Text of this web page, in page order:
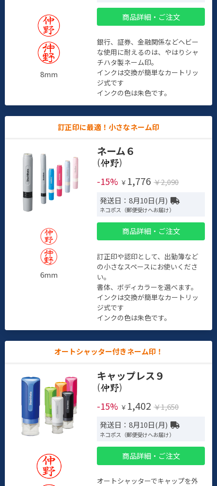
8mm
商品詳細・ご注文
銀行、証券、金融関係などヘビー
な使用に耐えるのは、やはりシャ
チハタ製ネーム印。
インクは交換が簡単なカートリッ
ジ式です
インクの色は朱色です。
訂正印に最適！小さなネーム印
6mm
ネーム６
(
)
-15% ￥ 1,776 ￥2,090
発送日：8月10日(月)
ネコポス（郵便受けへお届け）
商品詳細・ご注文
訂正印や認印として、出勤簿など
の小さなスペースにお使いくださ
い。
書体、ボディカラーを選べます。
インクは交換が簡単なカートリッ
ジ式です
インクの色は朱色です。
オートシャッター付きネーム印！
キャップレス９
(
)
-15% ￥ 1,402 ￥1,650
発送日：8月10日(月)
ネコポス（郵便受けへお届け）
商品詳細・ご注文
オートシャッターでキャップを外